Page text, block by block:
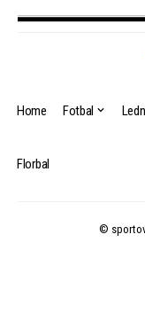
Home Fotbal
Florbal
©